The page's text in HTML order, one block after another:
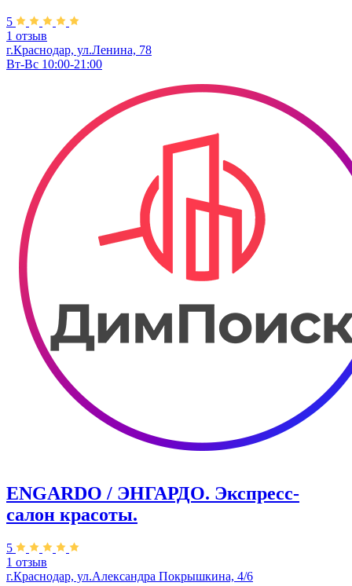
5
1 отзыв
г.Краснодар, ул.Ленина, 78
Вт-Вс 10:00-21:00
ENGARDO / ЭНГАРДО. Экспресс-
салон красоты.
5
1 отзыв
г.Краснодар, ул.Александра Покрышкина, 4/6